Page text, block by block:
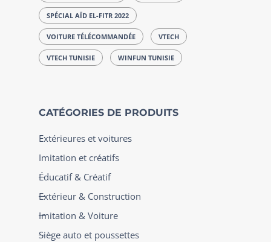
SPÉCIAL AÏD EL-FITR 2022
VOITURE TÉLÉCOMMANDÉE VTECH
VTECH TUNISIE WINFUN TUNISIE
CATÉGORIES DE PRODUITS
Extérieures et voitures
Imitation et créatifs
Éducatif & Créatif
Extérieur & Construction
Imitation & Voiture
Siège auto et poussettes